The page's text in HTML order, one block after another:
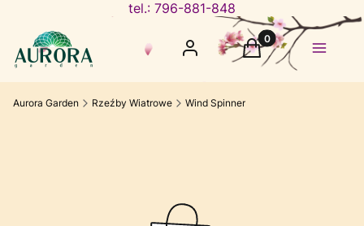
tel.: 796-881-848
Zaloguj się Produkty w
Koszyk Menu
Aurora Garden Rzeźby Wiatrowe Wind Spinner